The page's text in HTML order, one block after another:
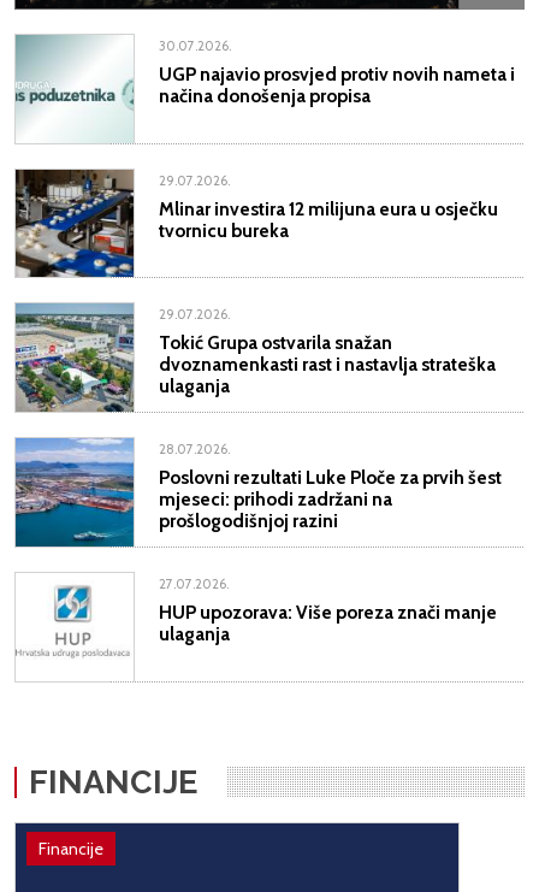
30.07.2026.
UGP najavio prosvjed protiv novih nameta i
načina donošenja propisa
29.07.2026.
Mlinar investira 12 milijuna eura u osječku
tvornicu bureka
29.07.2026.
Tokić Grupa ostvarila snažan
dvoznamenkasti rast i nastavlja strateška
ulaganja
28.07.2026.
Poslovni rezultati Luke Ploče za prvih šest
mjeseci: prihodi zadržani na
prošlogodišnjoj razini
27.07.2026.
HUP upozorava: Više poreza znači manje
ulaganja
FINANCIJE
Financije